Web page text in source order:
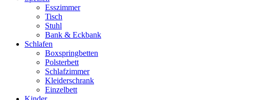
Esszimmer
Tisch
Stuhl
Bank & Eckbank
Schlafen
Boxspringbetten
Polsterbett
Schlafzimmer
Kleiderschrank
Einzelbett